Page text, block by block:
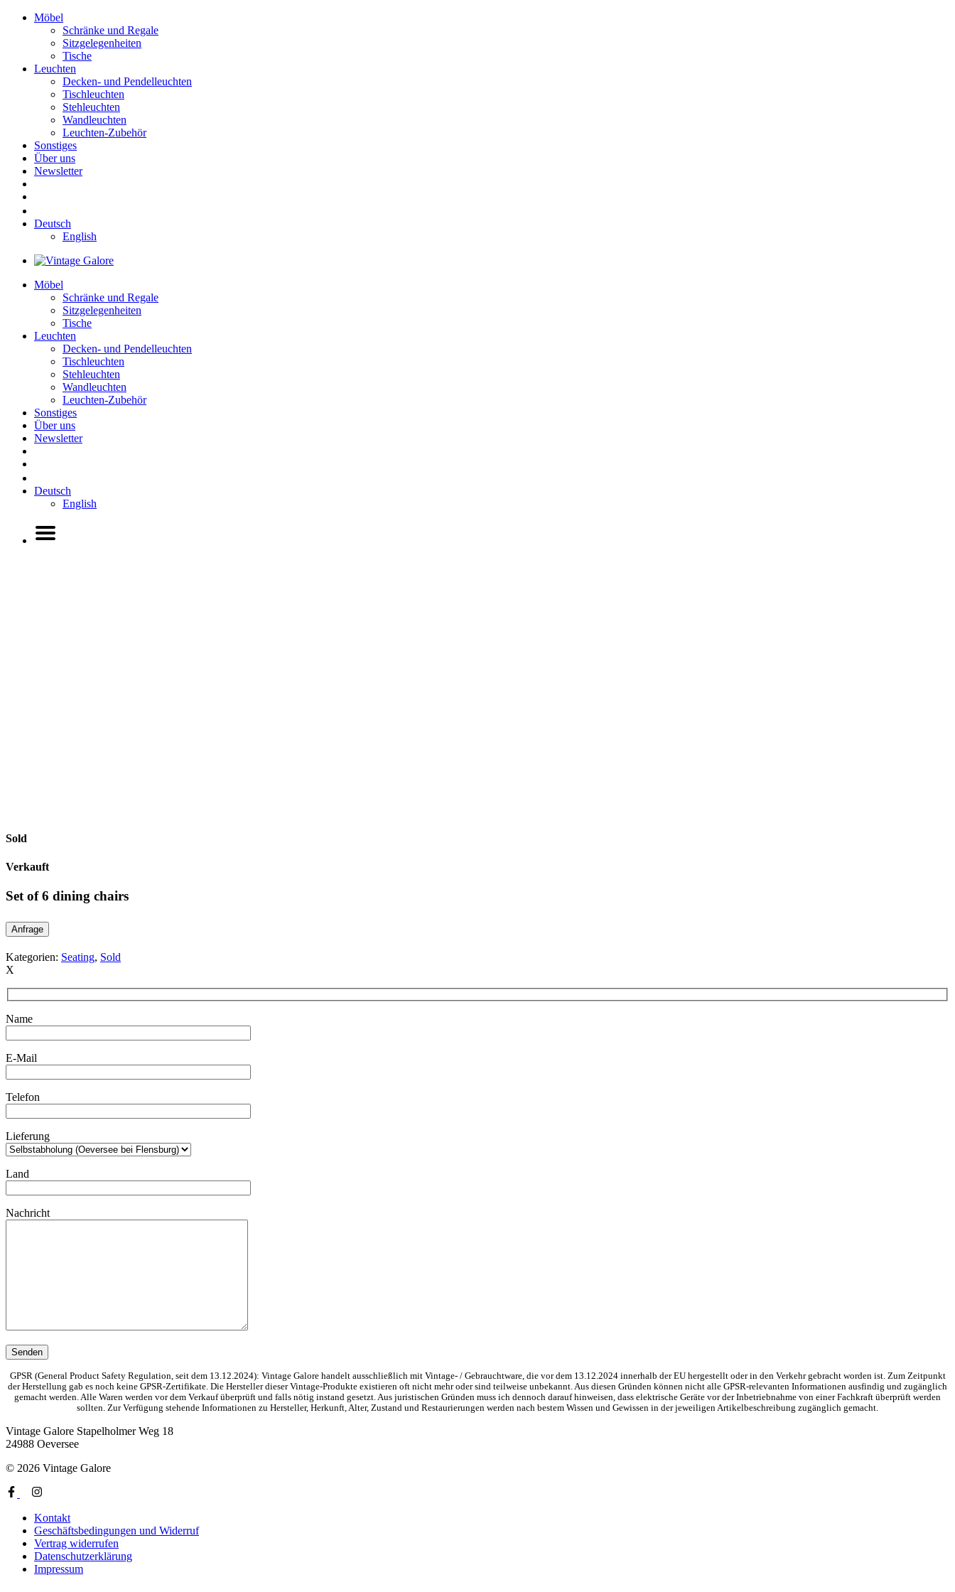
Möbel
Schränke und Regale
Sitzgelegenheiten
Tische
Leuchten
Decken- und Pendelleuchten
Tischleuchten
Stehleuchten
Wandleuchten
Leuchten-Zubehör
Sonstiges
Über uns
Newsletter
Deutsch
English
Möbel
Schränke und Regale
Sitzgelegenheiten
Tische
Leuchten
Decken- und Pendelleuchten
Tischleuchten
Stehleuchten
Wandleuchten
Leuchten-Zubehör
Sonstiges
Über uns
Newsletter
Deutsch
English
Sold
Verkauft
Set of 6 dining chairs
Anfrage
Kategorien: Seating, Sold
X
Name
E-Mail
Telefon
Lieferung
Land
Nachricht
GPSR (General Product Safety Regulation, seit dem 13.12.2024): Vintage Galore handelt ausschließlich mit Vintage- / Gebrauchtware, die vor dem 13.12.2024 innerhalb der EU hergestellt oder in den Verkehr gebracht worden ist. Zum Zeitpunkt
der Herstellung gab es noch keine GPSR-Zertifikate. Die Hersteller dieser Vintage-Produkte existieren oft nicht mehr oder sind teilweise unbekannt. Aus diesen Gründen können nicht alle GPSR-relevanten Informationen ausfindig und zugänglich
gemacht werden. Alle Waren werden vor dem Verkauf überprüft und falls nötig instand gesetzt. Aus juristischen Gründen muss ich dennoch darauf hinweisen, dass elektrische Geräte vor der Inbetriebnahme von einer Fachkraft überprüft werden
sollten. Zur Verfügung stehende Informationen zu Hersteller, Herkunft, Alter, Zustand und Restaurierungen werden nach bestem Wissen und Gewissen in der jeweiligen Artikelbeschreibung zugänglich gemacht.
Vintage Galore Stapelholmer Weg 18
24988 Oeversee
© 2026 Vintage Galore
Kontakt
Geschäftsbedingungen und Widerruf
Vertrag widerrufen
Datenschutzerklärung
Impressum